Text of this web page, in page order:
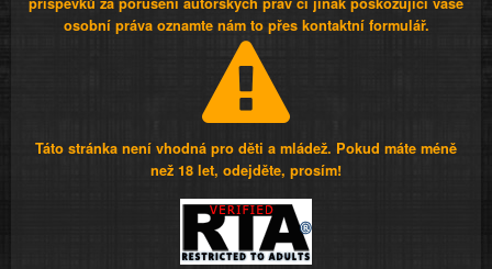
osobní práva oznamte nám to přes kontaktní formulář.
Táto stránka není vhodná pro děti a mládež. Pokud máte méně
než 18 let, odejděte, prosím!